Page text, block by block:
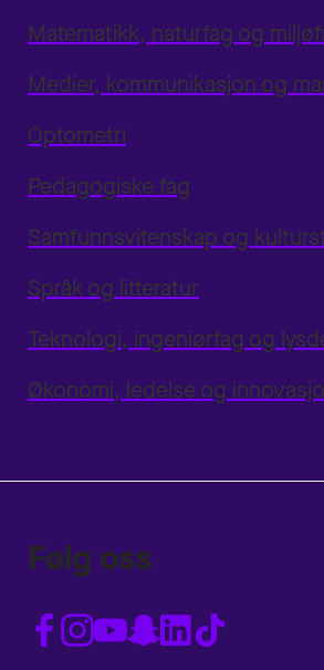
Matematikk, naturfag og
Medier, kommunikasjon og
Optometri
Pedagogiske fag
Samfunnsvitenskap og
Språk og litteratur
Teknologi, ingeniørfag og
Økonomi, ledelse og
Følg oss